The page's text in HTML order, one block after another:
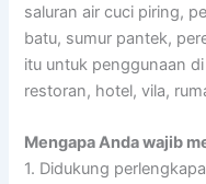
saluran air cuci piring,
batu, sumur pantek,
itu untuk penggunaan
restoran, hotel, vila,
Mengapa Anda wajib
1. Didukung